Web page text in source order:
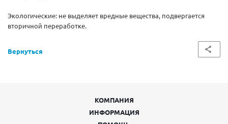
Экологические: не выделяет вредные вещества, подвергается
вторичной переработке.
Вернуться
КОМПАНИЯ
ИНФОРМАЦИЯ